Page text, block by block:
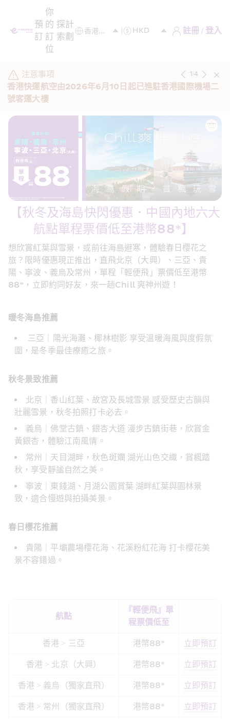
預
訂
你
的
訂
位
探
索
計
劃
註冊 / 登入
注意事項
香港快運航空由2026年6月10日起已進駐香港國際機場二
號客運大樓
1/4
【秋冬及海島快閃優惠．中國內地六大
航點單程票價低至港幣88*】
想欣賞紅葉與雪景，或前往海島避寒，體驗春日櫻花之
旅？限時優惠現正推出，直飛北京（大興）、三亞、貴
陽、寧波、義烏及常州，單程「輕便飛」票價低至港幣
88*，立即約同好友，來一趟Chill 爽神州遊！
暖冬海島推薦
三亞｜陽光海灘、椰林樹影 享受溫暖海風與度假氛
圍，是冬季最佳療癒之旅。
秋冬景致推薦
北京｜香山紅葉、故宮及長城雪景 感受歷史古韻與
壯麗雪景，秋冬拍照打卡必去。
義烏｜佛堂古鎮、銀杏大道 漫步古鎮街巷，欣賞金
黃銀杏，體驗江南風情。
常州｜天目湖畔，秋色斑斕 湖光山色交織，賞楓踏
秋，享受靜謐自然之美。
寧波｜東錢湖、月湖公園賞葉 湖畔紅葉與園林景
致，適合慢遊與拍攝美景。
春日櫻花推薦
貴陽｜平壩農場櫻花海、花溪粉紅花海 打卡櫻花美
景不容錯過。
航點
『輕便飛』單
程票價低至
香港 > 三亞 港幣88* 立即預訂
香港 > 北京（大興） 港幣88* 立即預訂
香港 > 義烏（獨家直飛） 港幣88* 立即預訂
香港 > 常州（獨家直飛） 港幣88* 立即預訂